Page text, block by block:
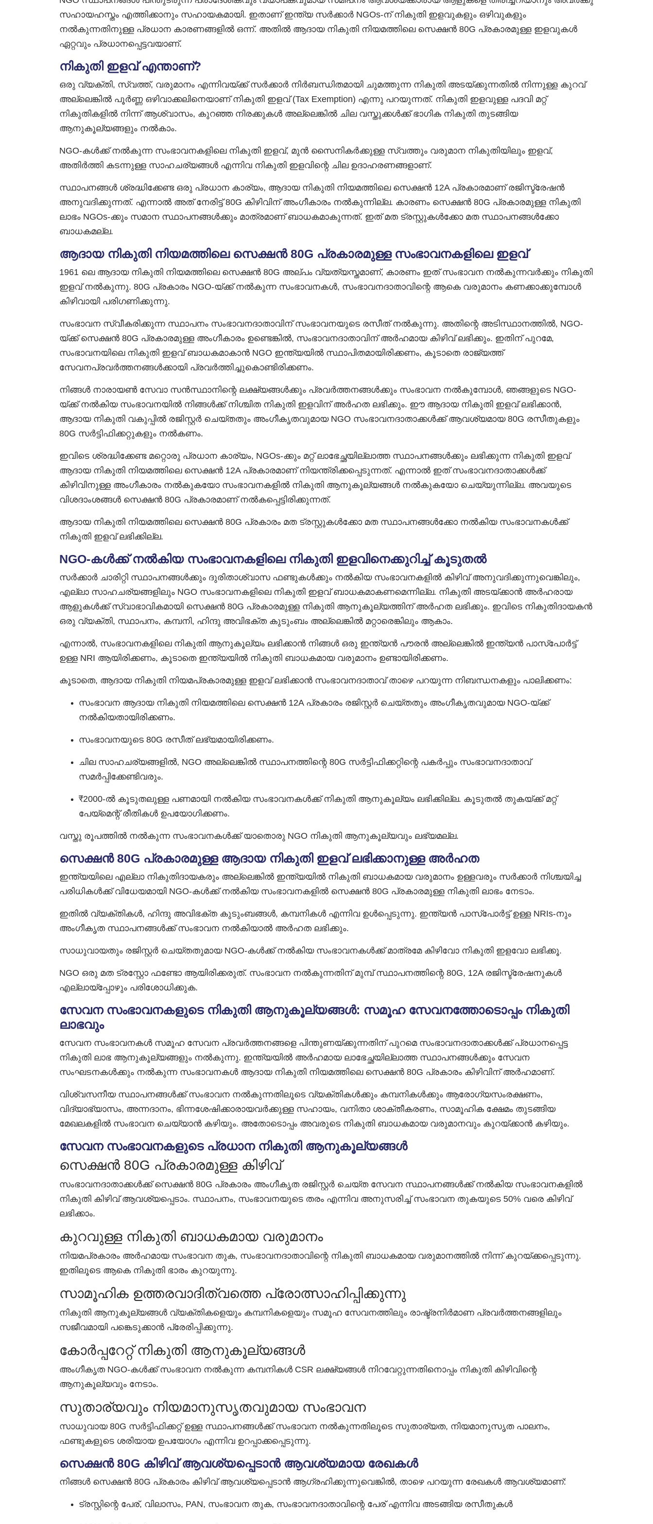
സഹായഹസ്തം എത്തിക്കാനും സഹായകമായി. ഇതാണ് ഇന്ത്യ സർക്കാർ NGOs-ന് നികുതി ഇളവുകളും ഒഴിവുകളും
നൽകുന്നതിനുള്ള പ്രധാന കാരണങ്ങളിൽ ഒന്ന്. അതിൽ ആദായ നികുതി നിയമത്തിലെ സെക്ഷൻ 80G പ്രകാരമുള്ള ഇളവുകൾ
ഏറ്റവും പ്രധാനപ്പെട്ടവയാണ്.
നികുതി ഇളവ് എന്താണ്?
ഒരു വ്യക്തി, സ്വത്ത്, വരുമാനം എന്നിവയ്ക്ക് സർക്കാർ നിർബന്ധിതമായി ചുമത്തുന്ന നികുതി അടയ്ക്കുന്നതിൽ നിന്നുള്ള കുറവ്
അല്ലെങ്കിൽ പൂർണ്ണ ഒഴിവാക്കലിനെയാണ് നികുതി ഇളവ് (Tax Exemption) എന്നു പറയുന്നത്. നികുതി ഇളവുള്ള പദവി മറ്റ്
നികുതികളിൽ നിന്ന് ആശ്വാസം, കുറഞ്ഞ നിരക്കുകൾ അല്ലെങ്കിൽ ചില വസ്തുക്കൾക്ക് ഭാഗിക നികുതി തുടങ്ങിയ
ആനുകൂല്യങ്ങളും നൽകാം.
NGO-കൾക്ക് നൽകുന്ന സംഭാവനകളിലെ നികുതി ഇളവ്, മുൻ സൈനികർക്കുള്ള സ്വത്തും വരുമാന നികുതിയിലും ഇളവ്,
അതിർത്തി കടന്നുള്ള സാഹചര്യങ്ങൾ എന്നിവ നികുതി ഇളവിന്റെ ചില ഉദാഹരണങ്ങളാണ്.
സ്ഥാപനങ്ങൾ ശ്രദ്ധിക്കേണ്ട ഒരു പ്രധാന കാര്യം, ആദായ നികുതി നിയമത്തിലെ സെക്ഷൻ 12A പ്രകാരമാണ് രജിസ്ട്രേഷൻ
അനുവദിക്കുന്നത്. എന്നാൽ അത് നേരിട്ട് 80G കിഴിവിന് അംഗീകാരം നൽകുന്നില്ല. കാരണം സെക്ഷൻ 80G പ്രകാരമുള്ള നികുതി
ലാഭം NGOs-ക്കും സമാന സ്ഥാപനങ്ങൾക്കും മാത്രമാണ് ബാധകമാകുന്നത്. ഇത് മത ട്രസ്റ്റുകൾക്കോ മത സ്ഥാപനങ്ങൾക്കോ
ബാധകമല്ല.
ആദായ നികുതി നിയമത്തിലെ സെക്ഷൻ 80G പ്രകാരമുള്ള സംഭാവനകളിലെ ഇളവ്
1961 ലെ ആദായ നികുതി നിയമത്തിലെ സെക്ഷൻ 80G അല്പം വ്യത്യസ്തമാണ്, കാരണം ഇത് സംഭാവന നൽകുന്നവർക്കും നികുതി
ഇളവ് നൽകുന്നു. 80G പ്രകാരം NGO-യ്ക്ക് നൽകുന്ന സംഭാവനകൾ, സംഭാവനദാതാവിന്റെ ആകെ വരുമാനം കണക്കാക്കുമ്പോൾ
കിഴിവായി പരിഗണിക്കുന്നു.
സംഭാവന സ്വീകരിക്കുന്ന സ്ഥാപനം സംഭാവനദാതാവിന് സംഭാവനയുടെ രസീത് നൽകുന്നു. അതിന്റെ അടിസ്ഥാനത്തിൽ, NGO-
യ്ക്ക് സെക്ഷൻ 80G പ്രകാരമുള്ള അംഗീകാരം ഉണ്ടെങ്കിൽ, സംഭാവനദാതാവിന് അർഹമായ കിഴിവ് ലഭിക്കും. ഇതിന് പുറമേ,
സംഭാവനയിലെ നികുതി ഇളവ് ബാധകമാകാൻ NGO ഇന്ത്യയിൽ സ്ഥാപിതമായിരിക്കണം, കൂടാതെ രാജ്യത്ത്
സേവനപ്രവർത്തനങ്ങൾക്കായി പ്രവർത്തിച്ചുകൊണ്ടിരിക്കണം.
നിങ്ങൾ നാരായൺ സേവാ സൻസ്ഥാനിന്റെ ലക്ഷ്യങ്ങൾക്കും പ്രവർത്തനങ്ങൾക്കും സംഭാവന നൽകുമ്പോൾ, ഞങ്ങളുടെ NGO-
യ്ക്ക് നൽകിയ സംഭാവനയിൽ നിങ്ങൾക്ക് നിശ്ചിത നികുതി ഇളവിന് അർഹത ലഭിക്കും. ഈ ആദായ നികുതി ഇളവ് ലഭിക്കാൻ,
ആദായ നികുതി വകുപ്പിൽ രജിസ്റ്റർ ചെയ്തതും അംഗീകൃതവുമായ NGO സംഭാവനദാതാക്കൾക്ക് ആവശ്യമായ 80G രസീതുകളും
80G സർട്ടിഫിക്കറ്റുകളും നൽകണം.
ഇവിടെ ശ്രദ്ധിക്കേണ്ട മറ്റൊരു പ്രധാന കാര്യം, NGOs-ക്കും മറ്റ് ലാഭേച്ഛയില്ലാത്ത സ്ഥാപനങ്ങൾക്കും ലഭിക്കുന്ന നികുതി ഇളവ്
ആദായ നികുതി നിയമത്തിലെ സെക്ഷൻ 12A പ്രകാരമാണ് നിയന്ത്രിക്കപ്പെടുന്നത്. എന്നാൽ ഇത് സംഭാവനദാതാക്കൾക്ക്
കിഴിവിനുള്ള അംഗീകാരം നൽകുകയോ സംഭാവനകളിൽ നികുതി ആനുകൂല്യങ്ങൾ നൽകുകയോ ചെയ്യുന്നില്ല. അവയുടെ
വിശദാംശങ്ങൾ സെക്ഷൻ 80G പ്രകാരമാണ് നൽകപ്പെട്ടിരിക്കുന്നത്.
ആദായ നികുതി നിയമത്തിലെ സെക്ഷൻ 80G പ്രകാരം മത ട്രസ്റ്റുകൾക്കോ മത സ്ഥാപനങ്ങൾക്കോ നൽകിയ സംഭാവനകൾക്ക്
നികുതി ഇളവ് ലഭിക്കില്ല.
NGO-കൾക്ക് നൽകിയ സംഭാവനകളിലെ നികുതി ഇളവിനെക്കുറിച്ച് കൂടുതൽ
സർക്കാർ ചാരിറ്റി സ്ഥാപനങ്ങൾക്കും ദുരിതാശ്വാസ ഫണ്ടുകൾക്കും നൽകിയ സംഭാവനകളിൽ കിഴിവ് അനുവദിക്കുന്നുവെങ്കിലും,
എല്ലാ സാഹചര്യങ്ങളിലും NGO സംഭാവനകളിലെ നികുതി ഇളവ് ബാധകമാകണമെന്നില്ല. നികുതി അടയ്ക്കാൻ അർഹരായ
ആളുകൾക്ക് സ്വാഭാവികമായി സെക്ഷൻ 80G പ്രകാരമുള്ള നികുതി ആനുകൂല്യത്തിന് അർഹത ലഭിക്കും. ഇവിടെ നികുതിദായകൻ
ഒരു വ്യക്തി, സ്ഥാപനം, കമ്പനി, ഹിന്ദു അവിഭക്ത കുടുംബം അല്ലെങ്കിൽ മറ്റാരെങ്കിലും ആകാം.
എന്നാൽ, സംഭാവനകളിലെ നികുതി ആനുകൂല്യം ലഭിക്കാൻ നിങ്ങൾ ഒരു ഇന്ത്യൻ പൗരൻ അല്ലെങ്കിൽ ഇന്ത്യൻ പാസ്‌പോർട്ട്
ഉള്ള NRI ആയിരിക്കണം, കൂടാതെ ഇന്ത്യയിൽ നികുതി ബാധകമായ വരുമാനം ഉണ്ടായിരിക്കണം.
കൂടാതെ, ആദായ നികുതി നിയമപ്രകാരമുള്ള ഇളവ് ലഭിക്കാൻ സംഭാവനദാതാവ് താഴെ പറയുന്ന നിബന്ധനകളും പാലിക്കണം:
സംഭാവന ആദായ നികുതി നിയമത്തിലെ സെക്ഷൻ 12A പ്രകാരം രജിസ്റ്റർ ചെയ്തതും അംഗീകൃതവുമായ NGO-യ്ക്ക്
നൽകിയതായിരിക്കണം.
സംഭാവനയുടെ 80G രസീത് ലഭ്യമായിരിക്കണം.
ചില സാഹചര്യങ്ങളിൽ, NGO അല്ലെങ്കിൽ സ്ഥാപനത്തിന്റെ 80G സർട്ടിഫിക്കറ്റിന്റെ പകർപ്പും സംഭാവനദാതാവ്
സമർപ്പിക്കേണ്ടിവരും.
₹2000-ൽ കൂടുതലുള്ള പണമായി നൽകിയ സംഭാവനകൾക്ക് നികുതി ആനുകൂല്യം ലഭിക്കില്ല. കൂടുതൽ തുകയ്ക്ക് മറ്റ്
പേയ്‌മെന്റ് രീതികൾ ഉപയോഗിക്കണം.
വസ്തു രൂപത്തിൽ നൽകുന്ന സംഭാവനകൾക്ക് യാതൊരു NGO നികുതി ആനുകൂല്യവും ലഭ്യമല്ല.
സെക്ഷൻ 80G പ്രകാരമുള്ള ആദായ നികുതി ഇളവ് ലഭിക്കാനുള്ള അർഹത
ഇന്ത്യയിലെ എല്ലാ നികുതിദായകരും അല്ലെങ്കിൽ ഇന്ത്യയിൽ നികുതി ബാധകമായ വരുമാനം ഉള്ളവരും സർക്കാർ നിശ്ചയിച്ച
പരിധികൾക്ക് വിധേയമായി NGO-കൾക്ക് നൽകിയ സംഭാവനകളിൽ സെക്ഷൻ 80G പ്രകാരമുള്ള നികുതി ലാഭം നേടാം.
ഇതിൽ വ്യക്തികൾ, ഹിന്ദു അവിഭക്ത കുടുംബങ്ങൾ, കമ്പനികൾ എന്നിവ ഉൾപ്പെടുന്നു. ഇന്ത്യൻ പാസ്‌പോർട്ട് ഉള്ള NRIs-നും
അംഗീകൃത സ്ഥാപനങ്ങൾക്ക് സംഭാവന നൽകിയാൽ അർഹത ലഭിക്കും.
സാധുവായതും രജിസ്റ്റർ ചെയ്തതുമായ NGO-കൾക്ക് നൽകിയ സംഭാവനകൾക്ക് മാത്രമേ കിഴിവോ നികുതി ഇളവോ ലഭിക്കൂ.
NGO ഒരു മത ട്രസ്റ്റോ ഫണ്ടോ ആയിരിക്കരുത്. സംഭാവന നൽകുന്നതിന് മുമ്പ് സ്ഥാപനത്തിന്റെ 80G, 12A രജിസ്ട്രേഷനുകൾ
എല്ലായ്പ്പോഴും പരിശോധിക്കുക.
സേവന സംഭാവനകളുടെ നികുതി ആനുകൂല്യങ്ങൾ: സമൂഹ സേവനത്തോടൊപ്പം നികുതി
ലാഭവും
സേവന സംഭാവനകൾ സമൂഹ സേവന പ്രവർത്തനങ്ങളെ പിന്തുണയ്ക്കുന്നതിന് പുറമെ സംഭാവനദാതാക്കൾക്ക് പ്രധാനപ്പെട്ട
നികുതി ലാഭ ആനുകൂല്യങ്ങളും നൽകുന്നു. ഇന്ത്യയിൽ അർഹമായ ലാഭേച്ഛയില്ലാത്ത സ്ഥാപനങ്ങൾക്കും സേവന
സംഘടനകൾക്കും നൽകുന്ന സംഭാവനകൾ ആദായ നികുതി നിയമത്തിലെ സെക്ഷൻ 80G പ്രകാരം കിഴിവിന് അർഹമാണ്.
വിശ്വസനീയ സ്ഥാപനങ്ങൾക്ക് സംഭാവന നൽകുന്നതിലൂടെ വ്യക്തികൾക്കും കമ്പനികൾക്കും ആരോഗ്യസംരക്ഷണം,
വിദ്യാഭ്യാസം, അന്നദാനം, ഭിന്നശേഷിക്കാരായവർക്കുള്ള സഹായം, വനിതാ ശാക്തീകരണം, സാമൂഹിക ക്ഷേമം തുടങ്ങിയ
മേഖലകളിൽ സംഭാവന ചെയ്യാൻ കഴിയും. അതോടൊപ്പം അവരുടെ നികുതി ബാധകമായ വരുമാനവും കുറയ്ക്കാൻ കഴിയും.
സേവന സംഭാവനകളുടെ പ്രധാന നികുതി ആനുകൂല്യങ്ങൾ
സെക്ഷൻ 80G പ്രകാരമുള്ള കിഴിവ്
സംഭാവനദാതാക്കൾക്ക് സെക്ഷൻ 80G പ്രകാരം അംഗീകൃത രജിസ്റ്റർ ചെയ്ത സേവന സ്ഥാപനങ്ങൾക്ക് നൽകിയ സംഭാവനകളിൽ
നികുതി കിഴിവ് ആവശ്യപ്പെടാം. സ്ഥാപനം, സംഭാവനയുടെ തരം എന്നിവ അനുസരിച്ച് സംഭാവന തുകയുടെ 50% വരെ കിഴിവ്
ലഭിക്കാം.
കുറവുള്ള നികുതി ബാധകമായ വരുമാനം
നിയമപ്രകാരം അർഹമായ സംഭാവന തുക, സംഭാവനദാതാവിന്റെ നികുതി ബാധകമായ വരുമാനത്തിൽ നിന്ന് കുറയ്ക്കപ്പെടുന്നു.
ഇതിലൂടെ ആകെ നികുതി ഭാരം കുറയുന്നു.
സാമൂഹിക ഉത്തരവാദിത്വത്തെ പ്രോത്സാഹിപ്പിക്കുന്നു
നികുതി ആനുകൂല്യങ്ങൾ വ്യക്തികളെയും കമ്പനികളെയും സമൂഹ സേവനത്തിലും രാഷ്ട്രനിർമാണ പ്രവർത്തനങ്ങളിലും
സജീവമായി പങ്കെടുക്കാൻ പ്രേരിപ്പിക്കുന്നു.
കോർപ്പറേറ്റ് നികുതി ആനുകൂല്യങ്ങൾ
അംഗീകൃത NGO-കൾക്ക് സംഭാവന നൽകുന്ന കമ്പനികൾ CSR ലക്ഷ്യങ്ങൾ നിറവേറ്റുന്നതിനൊപ്പം നികുതി കിഴിവിന്റെ
ആനുകൂല്യവും നേടാം.
സുതാര്യവും നിയമാനുസൃതവുമായ സംഭാവന
സാധുവായ 80G സർട്ടിഫിക്കറ്റ് ഉള്ള സ്ഥാപനങ്ങൾക്ക് സംഭാവന നൽകുന്നതിലൂടെ സുതാര്യത, നിയമാനുസൃത പാലനം,
ഫണ്ടുകളുടെ ശരിയായ ഉപയോഗം എന്നിവ ഉറപ്പാക്കപ്പെടുന്നു.
സെക്ഷൻ 80G കിഴിവ് ആവശ്യപ്പെടാൻ ആവശ്യമായ രേഖകൾ
നിങ്ങൾ സെക്ഷൻ 80G പ്രകാരം കിഴിവ് ആവശ്യപ്പെടാൻ ആഗ്രഹിക്കുന്നുവെങ്കിൽ, താഴെ പറയുന്ന രേഖകൾ ആവശ്യമാണ്:
ട്രസ്റ്റിന്റെ പേര്, വിലാസം, PAN, സംഭാവന തുക, സംഭാവനദാതാവിന്റെ പേര് എന്നിവ അടങ്ങിയ രസീതുകൾ